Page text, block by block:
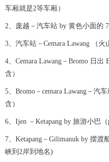
车厢就是2等车厢）
2、庞越－汽车站 by 黄色小面的
3、汽车站－Cemara Lawang （
4、Cemara Lawang－Bromo 日出
含）
5、Bromo－cemara Lawang－汽
含）
6、Ijen －Ketapang by 旅游小巴（
7、Ketapang－Gilimanuk by 摆渡
峡到2岸到地名)